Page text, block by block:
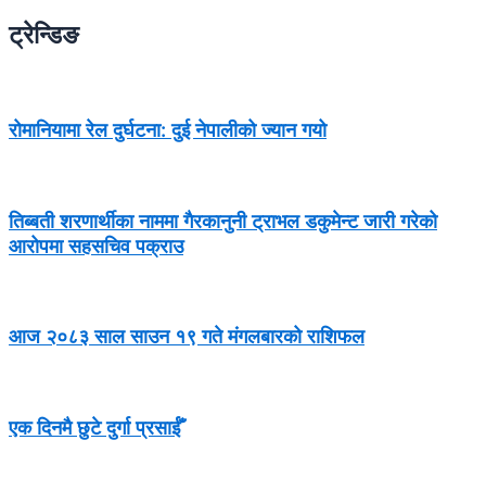
ट्रेन्डिङ
रोमानियामा रेल दुर्घटना: दुई नेपालीको ज्यान गयो
तिब्बती शरणार्थीका नाममा गैरकानुनी ट्राभल डकुमेन्ट जारी गरेको
आरोपमा सहसचिव पक्राउ
आज २०८३ साल साउन १९ गते मंगलबारको राशिफल
एक दिनमै छुटे दुर्गा प्रसाईँ